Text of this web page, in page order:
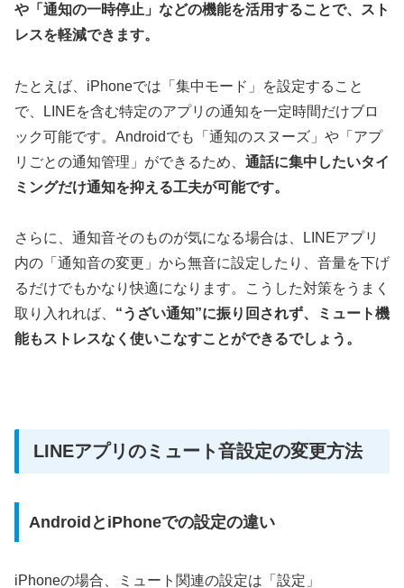
や「通知の一時停止」などの機能を活用することで、スト
レスを軽減できます。
たとえば、iPhoneでは「集中モード」を設定すること
で、LINEを含む特定のアプリの通知を一定時間だけブロ
ック可能です。Androidでも「通知のスヌーズ」や「アプ
リごとの通知管理」ができるため、 通話に集中したいタイ
ミングだけ通知を抑える工夫が可能です。
さらに、通知音そのものが気になる場合は、LINEアプリ
内の「通知音の変更」から無音に設定したり、音量を下げ
るだけでもかなり快適になります。こうした対策をうまく
取り入れれば、 “うざい通知”に振り回されず、ミュート機
能もストレスなく使いこなすことができるでしょう。
LINEアプリのミュート音設定の変更方法
AndroidとiPhoneでの設定の違い
iPhoneの場合、ミュート関連の設定は「設定」